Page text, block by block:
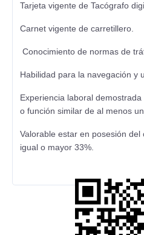
Tarjeta vigente de Tacógrafo
Carnet vigente de carretillero.
Conocimiento de normas de
Habilidad para la navegación y
Experiencia laboral
o función similar de al menos un
Valorable estar en posesión del
igual o mayor 33%.